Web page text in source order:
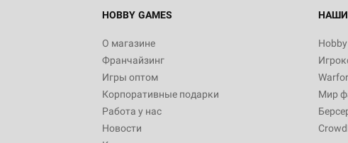
HOBBY GAMES
О магазине
Франчайзинг
Игры оптом
Корпоративные подарки
Работа у нас
Новости
Мир